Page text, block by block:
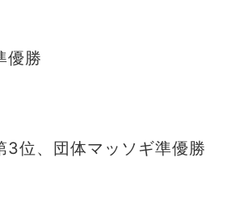
優勝
3位、団体マッソギ準優勝